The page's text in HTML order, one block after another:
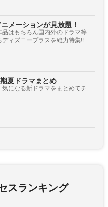
メーションが見放題！
はもちろん国内外のドラマ等
ディズニープラスを総力特集!!
夏ドラマまとめ
気になる新ドラマをまとめてチ
スランキング